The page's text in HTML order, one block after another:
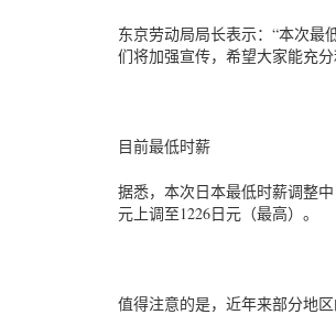
东京劳动局局长表示：“本次最
们将加强宣传，希望大家能充
目前最低时薪
据悉，本次日本最低时薪调整
元上调至1226日元（最高）。
值得注意的是，近年来部分地